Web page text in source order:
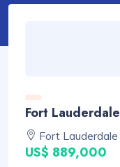
Fort Lauderdale
Fort Lauderdale
US$ 889,000